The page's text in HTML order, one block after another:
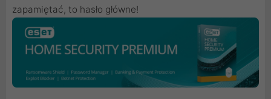
zapamiętać, to hasło główne!